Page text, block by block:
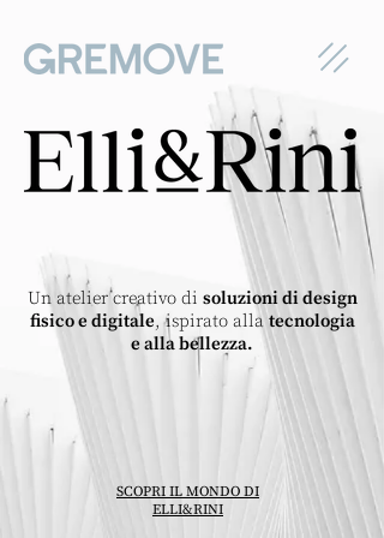
Un atelier creativo di soluzioni di design
fisico e digitale, ispirato alla tecnologia
e alla bellezza.
SCOPRI IL MONDO DI
ELLI&RINI